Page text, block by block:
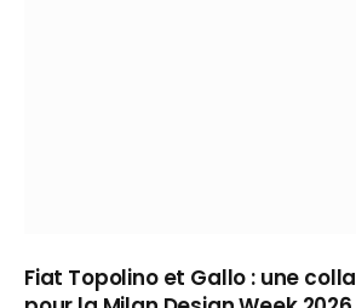
Fiat Topolino et Gallo : une